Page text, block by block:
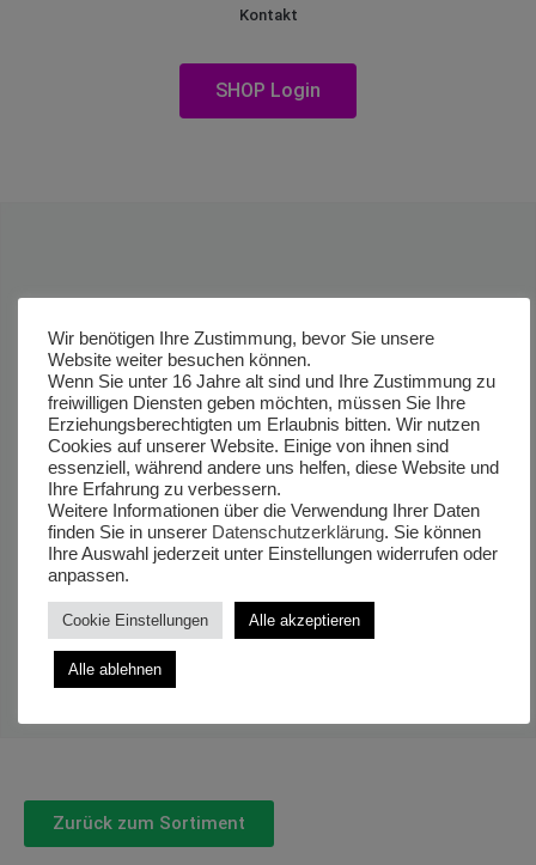
Kontakt
SHOP Login
Zurück zum Sortiment
Wir benötigen Ihre Zustimmung, bevor Sie unsere
Website weiter besuchen können.
Wenn Sie unter 16 Jahre alt sind und Ihre Zustimmung zu
freiwilligen Diensten geben möchten, müssen Sie Ihre
Erziehungsberechtigten um Erlaubnis bitten. Wir nutzen
Cookies auf unserer Website. Einige von ihnen sind
essenziell, während andere uns helfen, diese Website und
Ihre Erfahrung zu verbessern.
Weitere Informationen über die Verwendung Ihrer Daten
finden Sie in unserer Datenschutzerklärung. Sie können
Ihre Auswahl jederzeit unter Einstellungen widerrufen oder
anpassen.
Cookie Einstellungen Alle akzeptieren
Alle ablehnen